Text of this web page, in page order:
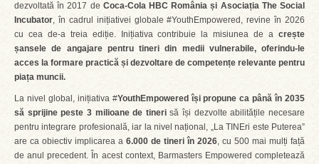
dezvoltată în 2017 de Coca-Cola HBC România și Asociația The Social
Incubator, în cadrul inițiativei globale #YouthEmpowered, revine în 2026
cu cea de-a treia ediție. Inițiativa contribuie la misiunea de a crește
șansele de angajare pentru tineri din medii vulnerabile, oferindu-le
acces la formare practică și dezvoltare de competențe relevante pentru
piața muncii.
La nivel global, inițiativa #YouthEmpowered își propune ca până în 2035
să sprijine peste 3 milioane de tinerisă își dezvolte abilitățile necesare
pentru integrare profesională, iar la nivel național, „La TINEri este Puterea”
are ca obiectiv implicarea a 6.000 de tineri în 2026, cu 500 mai mulți față
de anul precedent. În acest context, Barmasters Empowered completează